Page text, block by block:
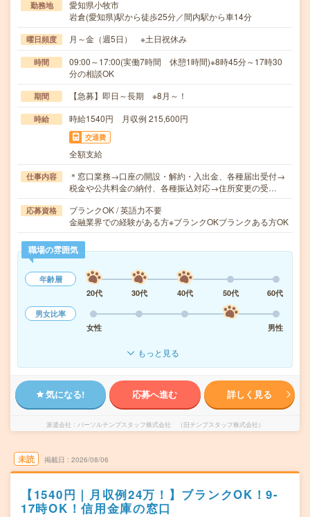
勤務地
愛知県小牧市
岩倉(愛知県)駅から徒歩25分／間内駅から車14分
曜日頻度 月～金（週5日） ※土日祝休み
時間
09:00～17:00(実働7時間 休憩1時間)※8時45分～17時30
分の相談OK
期間 【急募】即日～長期 ※8月～！
時給 時給1540円 月収例 215,600円
交通費
全額支給
仕事内容
＊窓口業務→口座の開設・解約・入出金、各種届出受付→
税金や公共料金の納付、各種振込対応→住所変更の受…
応募資格
ブランクOK / 英語力不要
金融業界での経験がある方※ブランクOKブランクある方OK
職場の雰囲気
年齢層
20代
30代 40代 50代
60代
男女比率
女性
男性
もっと見る
気になる! 応募へ進む 詳しく見る
派遣会社 パーソルテンプスタッフ株式会社 （旧テンプスタッフ株式会社）
未読 掲載日 2026/08/06
【1540円｜月収例24万！】ブランクOK！9-
17時OK！信用金庫の窓口